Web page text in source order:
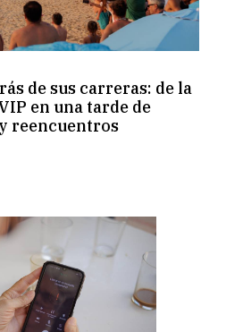
de sus carreras: de la
en una tarde de
reencuentros